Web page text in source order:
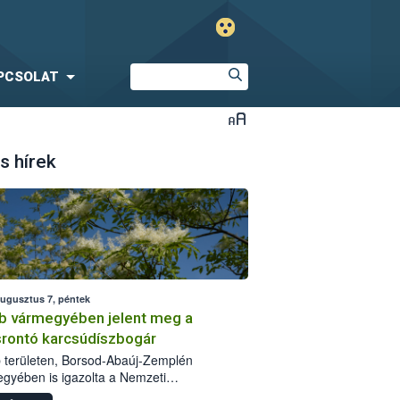
hírek
7, péntek
vármegyében jelent meg a
karcsúdíszbogár
területen, Borsod-Abaúj-Zemplén
is igazolta a Nemzeti
biztonsági Hivatal (Nébih) a